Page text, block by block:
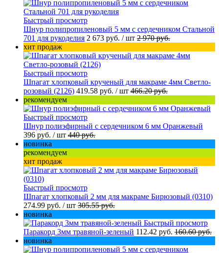
Быстрый просмотр
Шнур полипропиленовый 5 мм с сердечником Стальной
701 для рукоделия 2 673 руб. / шт 2 970 руб.
хит продаж
Быстрый просмотр
Шпагат хлопковый крученый для макраме 4мм Светло-
розовый (2126) 419.58 руб. / шт 466.20 руб.
рекомендуем
Быстрый просмотр
Шнур полиэфирный с сердечником 6 мм Оранжевый
396 руб. / шт 440 руб.
новинка
рекомендуем
хит продаж
Быстрый просмотр
Шпагат хлопковый 2 мм для макраме Бирюзовый (0310)
274.99 руб. / шт 305.55 руб.
новинка
Быстрый просмотр
Паракорд 3мм травяной-зеленый 112.42 руб. 160.60 руб.
новинка